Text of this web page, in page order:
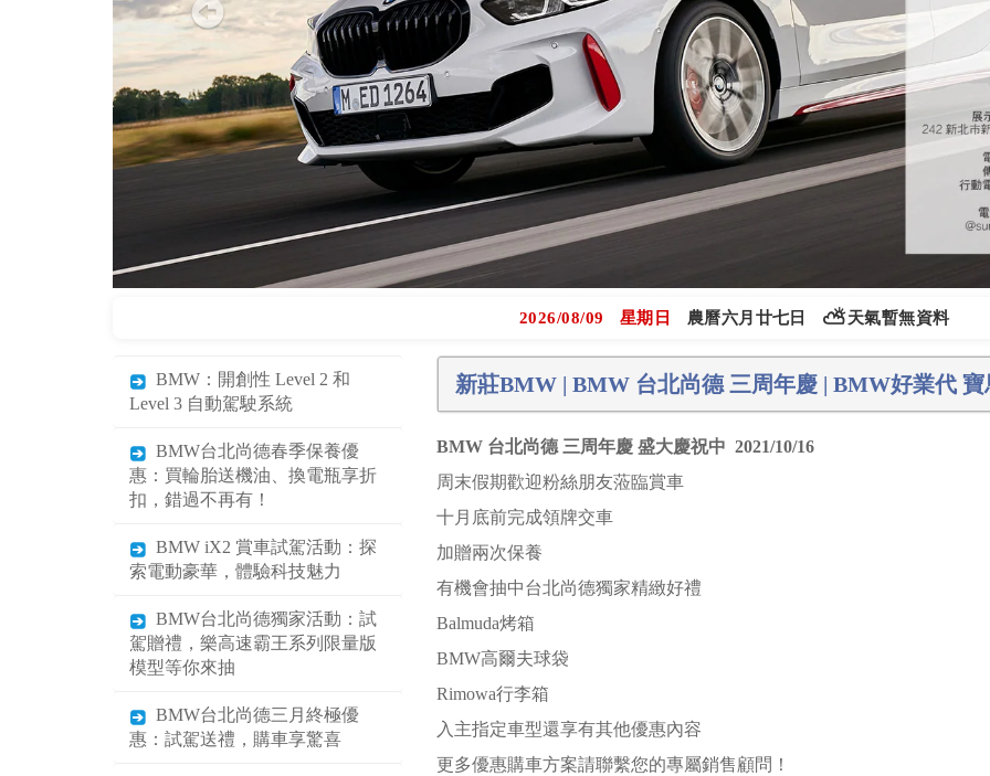
2026/08/09 星期日 農曆六月廿七日 ⛅天氣暫無資料
BMW：開創性 Level 2 和
Level 3 自動駕駛系統
BMW台北尚德春季保養優
惠：買輪胎送機油、換電瓶享折
扣，錯過不再有！
BMW iX2 賞車試駕活動：探
索電動豪華，體驗科技魅力
BMW台北尚德獨家活動：試
駕贈禮，樂高速霸王系列限量版
模型等你來抽
BMW台北尚德三月終極優
惠：試駕送禮，購車享驚喜
新莊BMW | BMW 台北尚德 三周年慶 | BMW好業代
BMW 台北尚德 三周年慶 盛大慶祝中 2021/10/16
周末假期歡迎粉絲朋友蒞臨賞車
十月底前完成領牌交車
加贈兩次保養
有機會抽中台北尚德獨家精緻好禮
Balmuda烤箱
BMW高爾夫球袋
Rimowa行李箱
入主指定車型還享有其他優惠內容
更多優惠購車方案請聯繫您的專屬銷售顧問！